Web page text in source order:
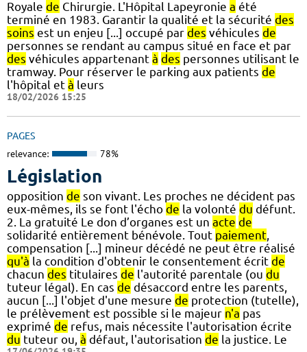
Royale de Chirurgie. L'Hôpital Lapeyronie a été
terminé en 1983. Garantir la qualité et la sécurité des
soins est un enjeu [...] occupé par des véhicules de
personnes se rendant au campus situé en face et par
des véhicules appartenant à des personnes utilisant le
tramway. Pour réserver le parking aux patients de
l'hôpital et à leurs
18/02/2026 15:25
PAGES
relevance: 78%
Législation
opposition de son vivant. Les proches ne décident pas
eux-mêmes, ils se font l'écho de la volonté du défunt.
2. La gratuité Le don d’organes est un acte de
solidarité entièrement bénévole. Tout paiement,
compensation [...] mineur décédé ne peut être réalisé
qu'à la condition d'obtenir le consentement écrit de
chacun des titulaires de l'autorité parentale (ou du
tuteur légal). En cas de désaccord entre les parents,
aucun [...] l'objet d'une mesure de protection (tutelle),
le prélèvement est possible si le majeur n'a pas
exprimé de refus, mais nécessite l'autorisation écrite
du tuteur ou, à défaut, l'autorisation de la justice. Le